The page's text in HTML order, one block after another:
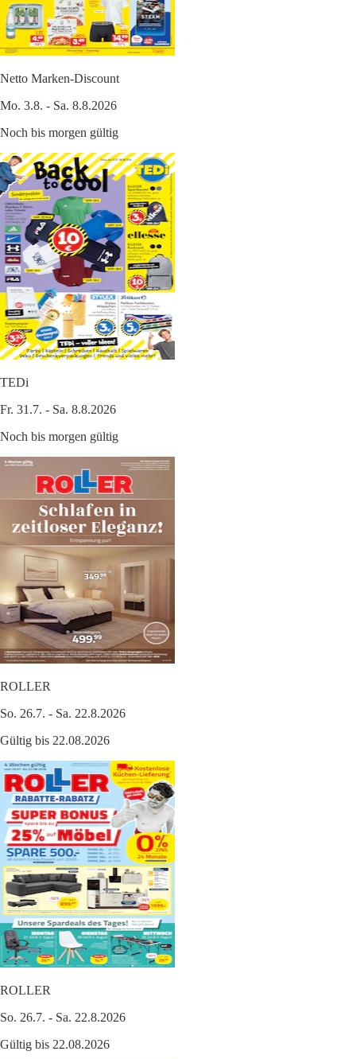
Netto Marken-Discount
Mo. 3.8. - Sa. 8.8.2026
Noch bis morgen gültig
TEDi
Fr. 31.7. - Sa. 8.8.2026
Noch bis morgen gültig
ROLLER
So. 26.7. - Sa. 22.8.2026
Gültig bis 22.08.2026
ROLLER
So. 26.7. - Sa. 22.8.2026
Gültig bis 22.08.2026